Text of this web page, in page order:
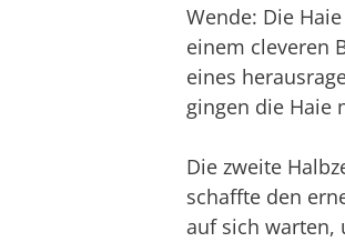
Wende: Die
einem cleveren
eines
gingen die Haie
Die zweite
schaffte den
auf sich warten,